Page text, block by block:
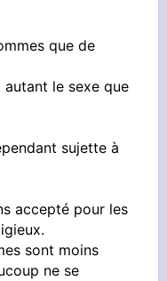
que de
autant le sexe que
sujette à
accepté pour les
sont moins
ne se